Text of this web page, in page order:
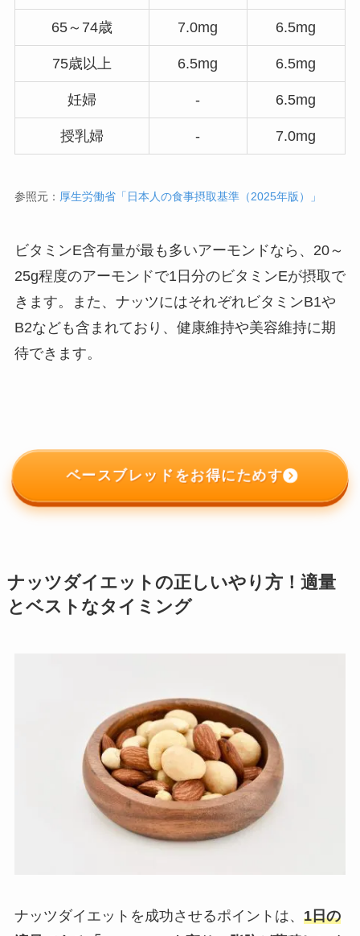
65～74歳 7.0mg 6.5mg
75歳以上 6.5mg 6.5mg
妊婦 ‐ 6.5mg
授乳婦 ‐ 7.0mg
参照元： 厚生労働省「日本人の食事摂取基準（2025年版）」
ビタミンE含有量が最も多いアーモンドなら、20～
25g程度のアーモンドで1日分のビタミンEが摂取で
きます。また、ナッツにはそれぞれビタミンB1や
B2なども含まれており、健康維持や美容維持に期
待できます。
ベースブレッドをお得にためす
ナッツダイエットの正しいやり方！適量
とベストなタイミング
ナッツダイエットを成功させるポイントは、 1日の